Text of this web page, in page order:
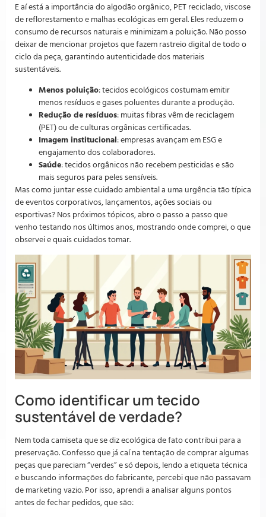
E aí está a importância do algodão orgânico, PET reciclado, viscose
de reflorestamento e malhas ecológicas em geral. Eles reduzem o
consumo de recursos naturais e minimizam a poluição. Não posso
deixar de mencionar projetos que fazem rastreio digital de todo o
ciclo da peça, garantindo autenticidade dos materiais
sustentáveis.
Menos poluição: tecidos ecológicos costumam emitir
menos resíduos e gases poluentes durante a produção.
Redução de resíduos: muitas fibras vêm de reciclagem
(PET) ou de culturas orgânicas certificadas.
Imagem institucional: empresas avançam em ESG e
engajamento dos colaboradores.
Saúde: tecidos orgânicos não recebem pesticidas e são
mais seguros para peles sensíveis.
Mas como juntar esse cuidado ambiental a uma urgência tão típica
de eventos corporativos, lançamentos, ações sociais ou
esportivas? Nos próximos tópicos, abro o passo a passo que
venho testando nos últimos anos, mostrando onde comprei, o que
observei e quais cuidados tomar.
Como identificar um tecido
sustentável de verdade?
Nem toda camiseta que se diz ecológica de fato contribui para a
preservação. Confesso que já caí na tentação de comprar algumas
peças que pareciam “verdes” e só depois, lendo a etiqueta técnica
e buscando informações do fabricante, percebi que não passavam
de marketing vazio. Por isso, aprendi a analisar alguns pontos
antes de fechar pedidos, que são: